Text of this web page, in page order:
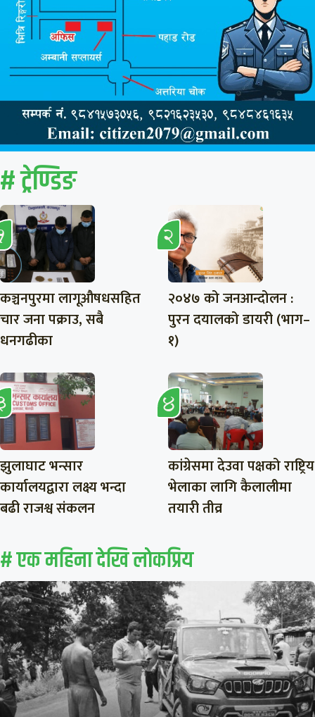
# ट्रेण्डिङ
कञ्चनपुरमा लागूऔषधसहित
चार जना पक्राउ, सबै
धनगढीका
२०४७ को जनआन्दोलन :
पुरन दयालको डायरी (भाग–
१)
झुलाघाट भन्सार
कार्यालयद्वारा लक्ष्य भन्दा
बढी राजश्व संकलन
कांग्रेसमा देउवा पक्षको राष्ट्रिय
भेलाका लागि कैलालीमा
तयारी तीव्र
# एक महिना देखि लाेकप्रिय